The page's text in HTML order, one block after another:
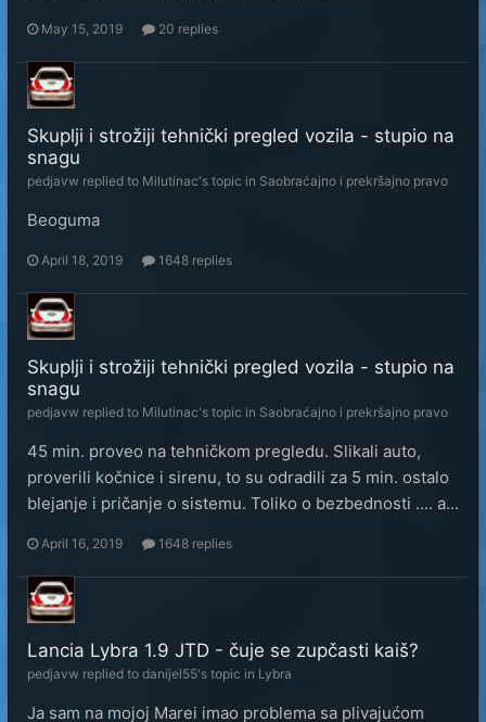
May 15, 2019 20 replies
Skuplji i strožiji tehnički pregled vozila - stupio na
snagu
pedjavw replied to Milutinac's topic in Saobraćajno i prekršajno pravo
Beoguma
April 18, 2019 1648 replies
Skuplji i strožiji tehnički pregled vozila - stupio na
snagu
pedjavw replied to Milutinac's topic in Saobraćajno i prekršajno pravo
45 min. proveo na tehničkom pregledu. Slikali auto,
proverili kočnice i sirenu, to su odradili za 5 min. ostalo
blejanje i pričanje o sistemu. Toliko o bezbednosti .... a...
April 16, 2019 1648 replies
Lancia Lybra 1.9 JTD - čuje se zupčasti kaiš?
pedjavw replied to danijel55's topic in Lybra
Ja sam na mojoj Marei imao problema sa plivajućom